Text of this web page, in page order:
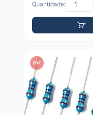
Quantidade:
PDF